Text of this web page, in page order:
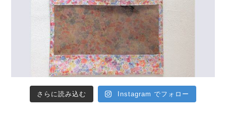
さらに読み込む Instagram でフォロー